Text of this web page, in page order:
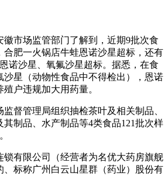
市场监管部门了解到，近期9批次食
合肥一火锅店牛蛙恩诺沙星超标，还有
诺沙星、氧氟沙星超标。据悉，在食
沙星（动物性食品中不得检出），恩诺
户违规加大用药量。
管理局组织抽检茶叶及相关制品、
制品、水产制品等4类食品121批次样
有限公司（经营者为名优大药房旗舰
、标称广州白云山星群（药业）股份有